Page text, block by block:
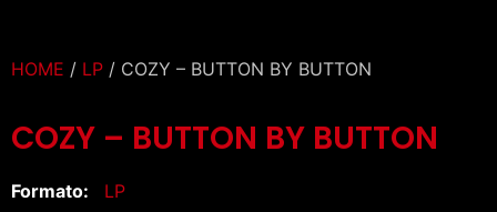
HOME / LP / COZY – BUTTON BY BUTTON
COZY – BUTTON BY BUTTON
Formato: LP